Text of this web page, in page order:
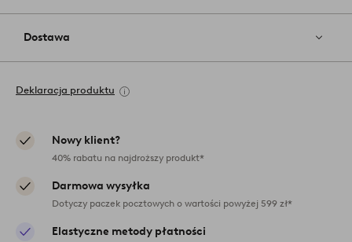
Dostawa
Deklaracja produktu
Nowy klient?
40% rabatu na najdroższy produkt*
Darmowa wysyłka
Dotyczy paczek pocztowych o wartości powyżej 599 zł*
Elastyczne metody płatności